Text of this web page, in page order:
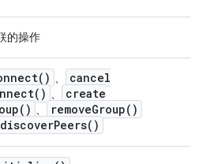
的操作
) 、
cancel
) 、
create
) 、 removeGroup( )
discoverPeers( )